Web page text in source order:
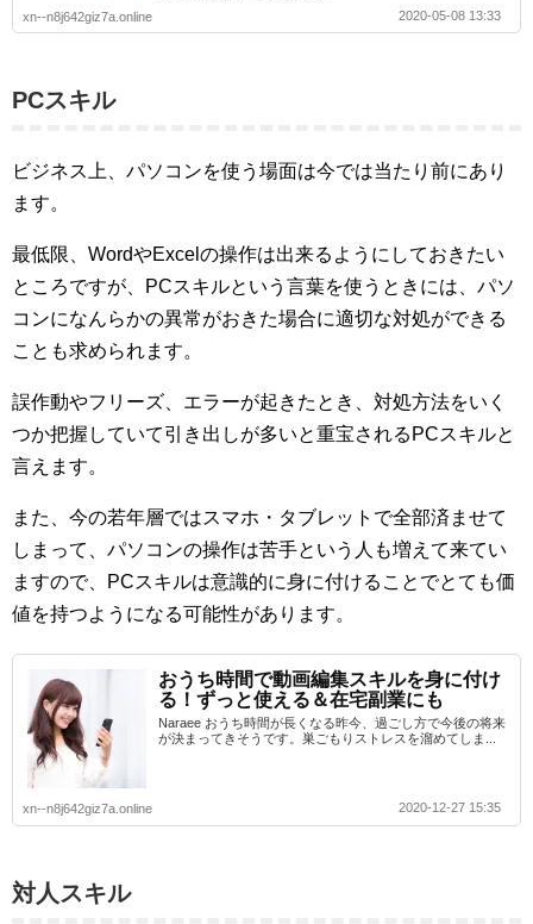
xn--n8j642giz7a.online
2020-05-08 13:33
PCスキル
ビジネス上、パソコンを使う場面は今では当たり前にあり
ます。
最低限、WordやExcelの操作は出来るようにしておきたい
ところですが、PCスキルという言葉を使うときには、パソ
コンになんらかの異常がおきた場合に適切な対処ができる
ことも求められます。
誤作動やフリーズ、エラーが起きたとき、対処方法をいく
つか把握していて引き出しが多いと重宝されるPCスキルと
言えます。
また、今の若年層ではスマホ・タブレットで全部済ませて
しまって、パソコンの操作は苦手という人も増えて来てい
ますので、PCスキルは意識的に身に付けることでとても価
値を持つようになる可能性があります。
おうち時間で動画編集スキルを身に付け
る！ずっと使える＆在宅副業にも
Naraee おうち時間が長くなる昨今、過ごし方で今後の将来
が決まってきそうです。巣ごもりストレスを溜めてしま...
xn--n8j642giz7a.online 2020-12-27 15:35
対人スキル